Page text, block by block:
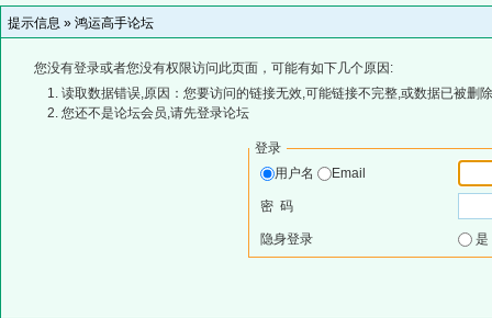
提示信息 » 鸿运高手论坛
您没有登录或者您没有权限访问此页面，可能有如下几个原因:
读取数据错误,原因：您要访问的链接无效,可能链接不完整,或数据已被删
您还不是论坛会员,请先登录论坛
登录
用户名
Email
密 码
隐身登录